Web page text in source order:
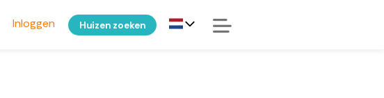
Inloggen Huizen zoeken